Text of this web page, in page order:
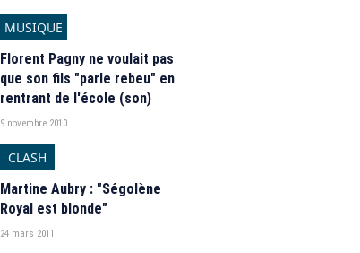
MUSIQUE
Florent Pagny ne voulait pas
que son fils "parle rebeu" en
rentrant de l'école (son)
9 novembre 2010
CLASH
Martine Aubry : "Ségolène
Royal est blonde"
24 mars 2011